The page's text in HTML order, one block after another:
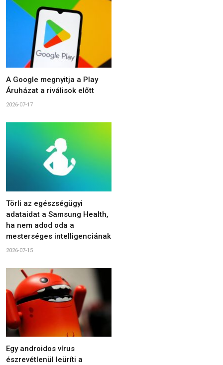
A Google megnyitja a Play
Áruházat a riválisok előtt
2026-07-17
Törli az egészségügyi
adataidat a Samsung Health,
ha nem adod oda a
mesterséges intelligenciának
2026-07-15
Egy androidos vírus
észrevétlenül leüríti a